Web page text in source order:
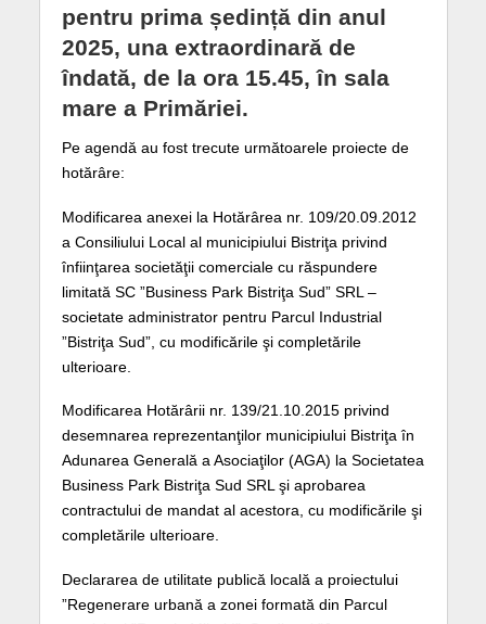
pentru prima ședință din anul
2025, una extraordinară de
îndată, de la ora 15.45, în sala
mare a Primăriei.
Pe agendă au fost trecute următoarele proiecte de
hotărâre:
Modificarea anexei la Hotărârea nr. 109/20.09.2012
a Consiliului Local al municipiului Bistriţa privind
înfiinţarea societăţii comerciale cu răspundere
limitată SC ”Business Park Bistriţa Sud” SRL –
societate administrator pentru Parcul Industrial
”Bistriţa Sud”, cu modificările şi completările
ulterioare.
Modificarea Hotărârii nr. 139/21.10.2015 privind
desemnarea reprezentanţilor municipiului Bistriţa în
Adunarea Generală a Asociaţilor (AGA) la Societatea
Business Park Bistriţa Sud SRL şi aprobarea
contractului de mandat al acestora, cu modificările şi
completările ulterioare.
Declararea de utilitate publică locală a proiectului
”Regenerare urbană a zonei formată din Parcul